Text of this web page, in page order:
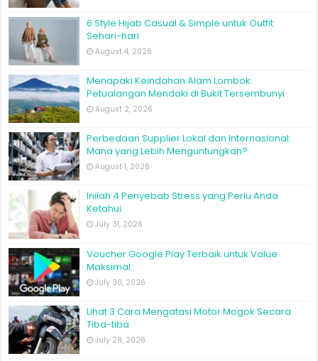
6 Style Hijab Casual & Simple untuk Outfit
Sehari-hari
August 4, 2026
Menapaki Keindahan Alam Lombok:
Petualangan Mendaki di Bukit Tersembunyi
August 2, 2026
Perbedaan Supplier Lokal dan Internasional:
Mana yang Lebih Menguntungkan?
August 1, 2026
Inilah 4 Penyebab Stress yang Perlu Anda
Ketahui
July 31, 2026
Voucher Google Play Terbaik untuk Value
Maksimal
July 30, 2026
Lihat 3 Cara Mengatasi Motor Mogok Secara
Tiba-tiba
July 28, 2026